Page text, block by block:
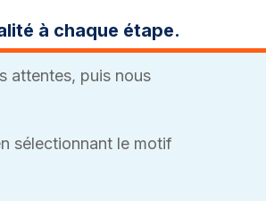
à chaque étape.
attentes, puis nous
sélectionnant le motif